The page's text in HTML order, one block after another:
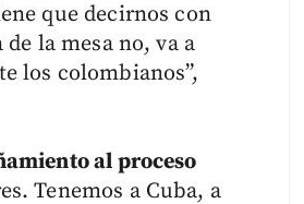
que decirnos con
la mesa no, va a
los colombianos”,
al proceso
Tenemos a Cuba, a